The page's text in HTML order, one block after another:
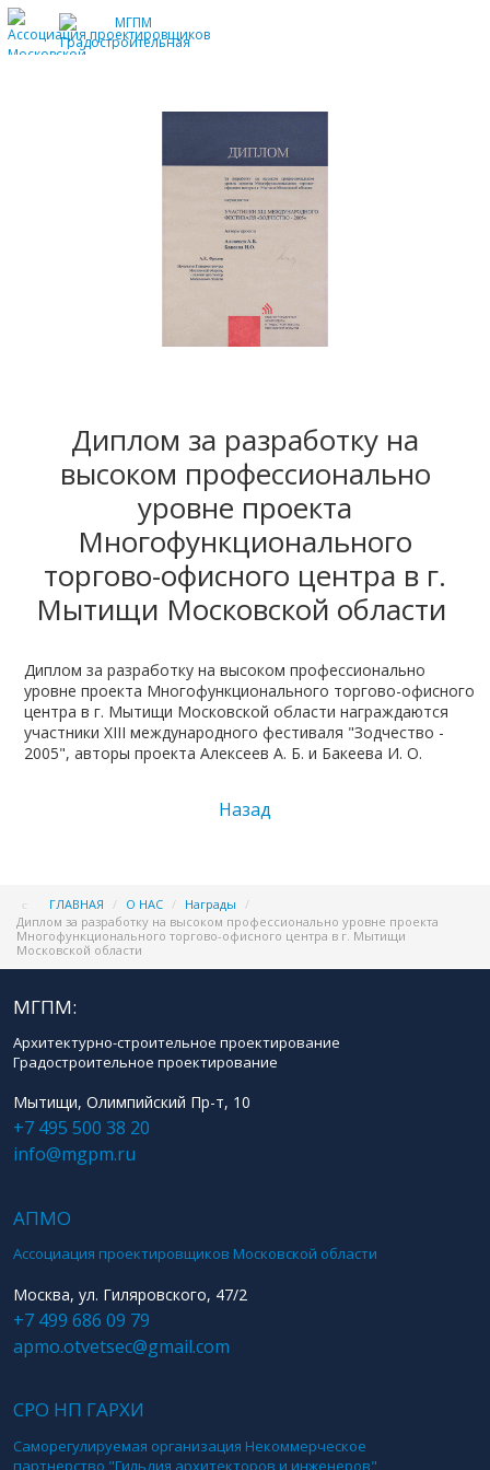
Диплом за разработку на
высоком профессионально
уровне проекта
Многофункционального
торгово-офисного центра в г.
Мытищи Московской области
Диплом за разработку на высоком профессионально
уровне проекта Многофункционального торгово-офисного
центра в г. Мытищи Московской области награждаются
участники XIII международного фестиваля "Зодчество -
2005", авторы проекта Алексеев А. Б. и Бакеева И. О.
Назад
ГЛАВНАЯ / О НАС / Награды /
Диплом за разработку на высоком профессионально уровне проекта
Многофункционального торгово-офисного центра в г. Мытищи
Московской области
МГПМ:
Архитектурно-строительное проектирование
Градостроительное проектирование
Мытищи, Олимпийский Пр-т, 10
+7 495 500 38 20
info@mgpm.ru
АПМО
Ассоциация проектировщиков Московской области
Москва, ул. Гиляровского, 47/2
+7 499 686 09 79
apmo.otvetsec@gmail.com
СРО НП ГАРХИ
Саморегулируемая организация Некоммерческое
партнерство "Гильдия архитекторов и инженеров"